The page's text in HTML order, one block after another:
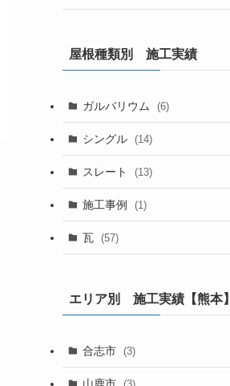
屋根種類別 施工実績
ガルバリウム (6)
シングル (14)
スレート (13)
施工事例 (1)
瓦 (57)
エリア別 施工実績【熊本】
合志市 (3)
山鹿市 (3)